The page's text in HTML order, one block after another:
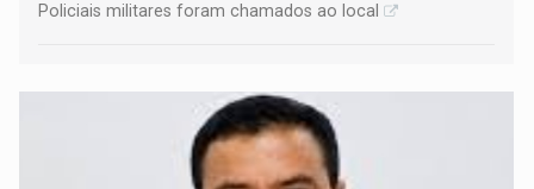
Policiais militares foram chamados ao local